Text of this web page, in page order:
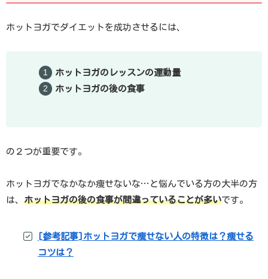
ホットヨガでダイエットを成功させるには、
ホットヨガのレッスンの運動量
ホットヨガの後の食事
の２つが重要です。
ホットヨガでなかなか痩せないな…と悩んでいる方の大半の方
は、 ホットヨガの後の食事が間違っていることが多いです。
[参考記事]ホットヨガで痩せない人の特徴は？痩せる
コツは？